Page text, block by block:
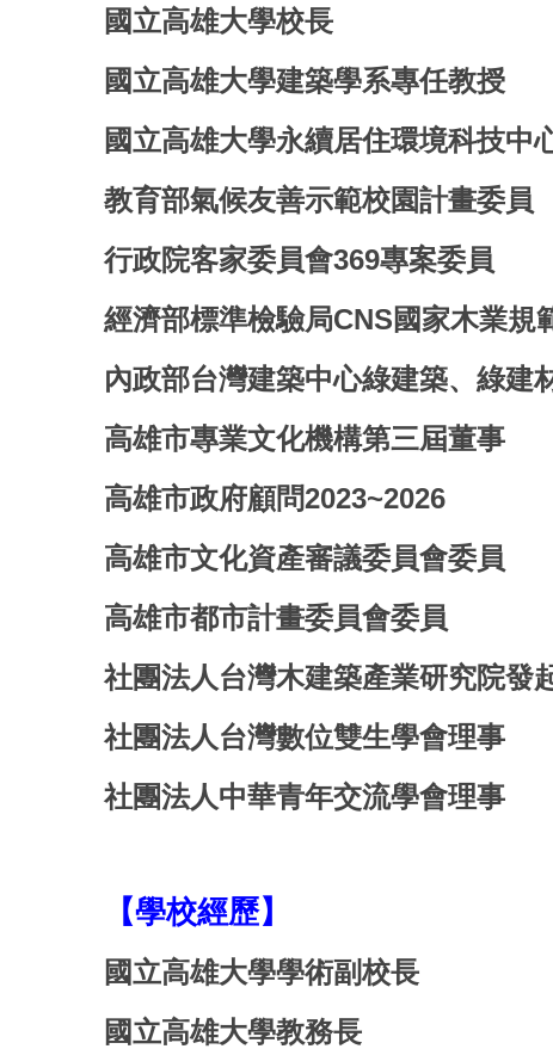
國立高雄大學校長
國立高雄大學建築學系專任教授
國立高雄大學永續居住環境科技中
教育部氣候友善示範校園計畫委員
行政院客家委員會369專案委員
經濟部標準檢驗局CNS國家木業規
內政部台灣建築中心綠建築、綠建
高雄市專業文化機構第三屆董事
高雄市政府顧問2023~2026
高雄市文化資產審議委員會委員
高雄市都市計畫委員會委員
社團法人台灣木建築產業研究院發
社團法人台灣數位雙生學會理事
社團法人中華青年交流學會理事
【學校經歷】
國立高雄大學學術副校長
國立高雄大學教務長